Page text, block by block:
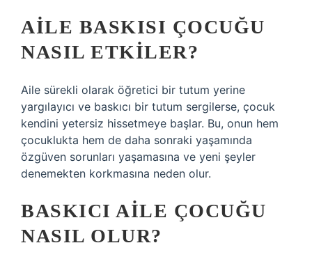
AILE BASKISI ÇOCUĞU
NASIL ETKILER?
Aile sürekli olarak öğretici bir tutum yerine
yargılayıcı ve baskıcı bir tutum sergilerse, çocuk
kendini yetersiz hissetmeye başlar. Bu, onun hem
çocuklukta hem de daha sonraki yaşamında
özgüven sorunları yaşamasına ve yeni şeyler
denemekten korkmasına neden olur.
BASKICI AILE ÇOCUĞU
NASIL OLUR?